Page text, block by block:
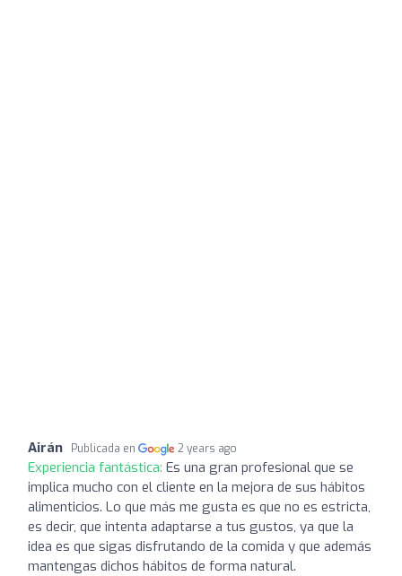
Airán Publicada en 2 years ago
Experiencia fantástica: Es una gran profesional que se
implica mucho con el cliente en la mejora de sus hábitos
alimenticios. Lo que más me gusta es que no es estricta,
es decir, que intenta adaptarse a tus gustos, ya que la
idea es que sigas disfrutando de la comida y que además
mantengas dichos hábitos de forma natural.